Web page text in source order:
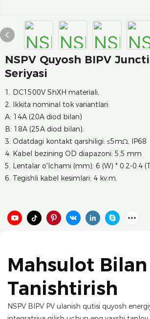
NSPV Quyosh BIPV
Seriyasi
1. DC1500V ShXH materiali,
2. Ikkita nominal tok variantlari:
A: 14A (20A diod bilan)
B: 18A (25A diod bilan).
3. Odatdagi kontakt qarshiligi: ≤5mΩ, IP68
4. Kabel bezining OD diapazoni: 5,5 mm
5. Lentalar o'lchami (mm): 6 (W) * 0.2-0.4
6. Tegishli kabel kesimlari: 4 kv.m.
Mahsulot Bilan
Tanishtirish
NSPV BIPV PV ulanish qutisi quyosh